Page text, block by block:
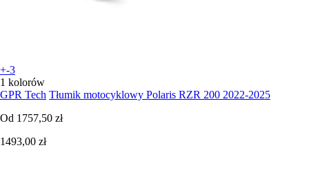
+-3
1 kolorów
GPR Tech Tłumik motocyklowy Polaris RZR 200 2022-2025
Od 1757,50 zł
1493,00 zł